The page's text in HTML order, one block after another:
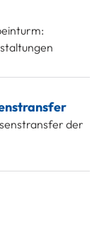
der